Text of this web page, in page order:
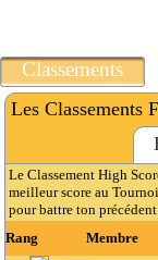
Classements
Les Classements
Le Classement High
meilleur score au
pour battre ton
Rang
Membre